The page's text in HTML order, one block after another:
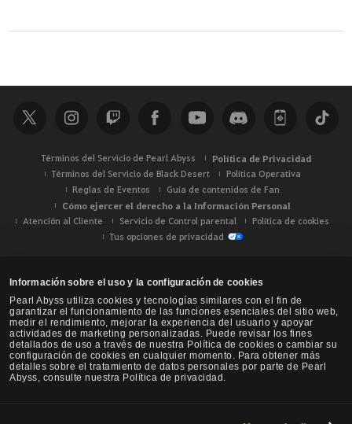
Información sobre el uso y la configuración de cookies
Pearl Abyss utiliza cookies y tecnologías similares con el fin de
garantizar el funcionamiento de las funciones esenciales del sitio web,
medir el rendimiento, mejorar la experiencia del usuario y apoyar
actividades de marketing personalizadas. Puede revisar los fines
detallados de uso a través de nuestra Política de cookies o cambiar su
configuración de cookies en cualquier momento. Para obtener más
detalles sobre el tratamiento de datos personales por parte de Pearl
Abyss, consulte nuestra Política de privacidad.
Términos del Servicio de Pearl Abyss Política de Privacidad
Términos del Servicio de Black Desert
Política Operativa
Reglas de Eventos
Guía de contenidos de Fan
Cómo ejercer el derecho a la Información Personal
Atención al Cliente Servicio de Control parental
Política de cookies
Tus opciones de privacidad